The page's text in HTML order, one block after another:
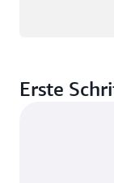
Erste